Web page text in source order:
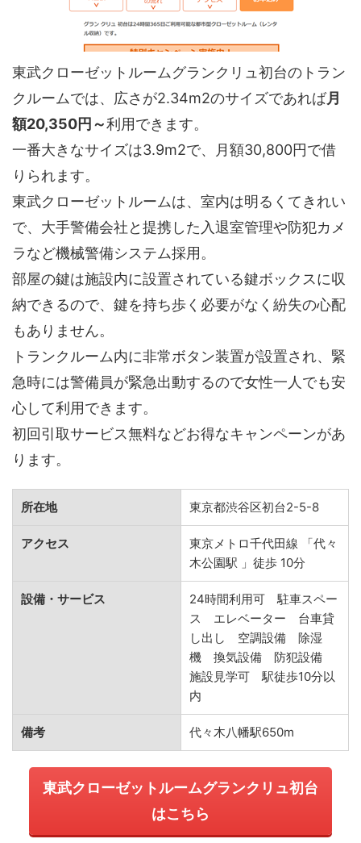
東武クローゼットルームグランクリュ初台のトラン
クルームでは、広さが2.34m2のサイズであれば月
額20,350円～利用できます。
一番大きなサイズは3.9m2で、月額30,800円で借
りられます。
東武クローゼットルームは、室内は明るくてきれい
で、大手警備会社と提携した入退室管理や防犯カメ
ラなど機械警備システム採用。
部屋の鍵は施設内に設置されている鍵ボックスに収
納できるので、鍵を持ち歩く必要がなく紛失の心配
もありません。
トランクルーム内に非常ボタン装置が設置され、緊
急時には警備員が緊急出動するので女性一人でも安
心して利用できます。
初回引取サービス無料などお得なキャンペーンがあ
ります。
所在地 東京都渋谷区初台2-5-8
アクセス
東京メトロ千代田線 「代々
木公園駅 」徒歩 10分
設備・サービス
24時間利用可 駐車スペー
ス エレベーター 台車貸
し出し 空調設備 除湿
機 換気設備 防犯設備
施設見学可 駅徒歩10分以
内
備考 代々木八幡駅650m
東武クローゼットルームグランクリュ初台
はこちら